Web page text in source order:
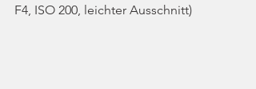
F4, ISO 200, leichter Ausschnitt)